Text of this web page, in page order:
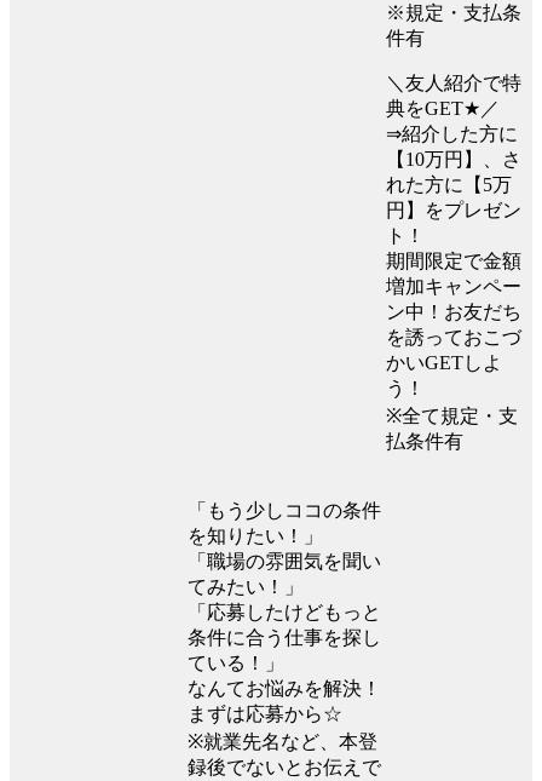
※規定・支払条
件有
＼友人紹介で特
典をGET★／
⇒紹介した方に
【10万円】、さ
れた方に【5万
円】をプレゼン
ト！
期間限定で金額
増加キャンペー
ン中！お友だち
を誘っておこづ
かいGETしよ
う！
※全て規定・支
払条件有
「もう少しココの条件
を知りたい！」
「職場の雰囲気を聞い
てみたい！」
「応募したけどもっと
条件に合う仕事を探し
ている！」
なんてお悩みを解決！
まずは応募から☆
※就業先名など、本登
録後でないとお伝えで